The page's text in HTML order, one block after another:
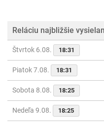
Reláciu najbližšie
Štvrtok 6.08. 18:31
Piatok 7.08. 18:31
Sobota 8.08. 18:25
Nedeľa 9.08. 18:25